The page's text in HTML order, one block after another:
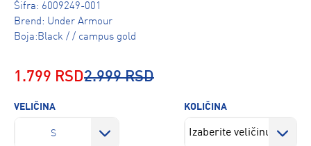
Šifra: 6009249-001
Brend: Under Armour
Boja:Black / / campus gold
1.799 RSD2.999 RSD
VELIČINA
S
KOLIČINA